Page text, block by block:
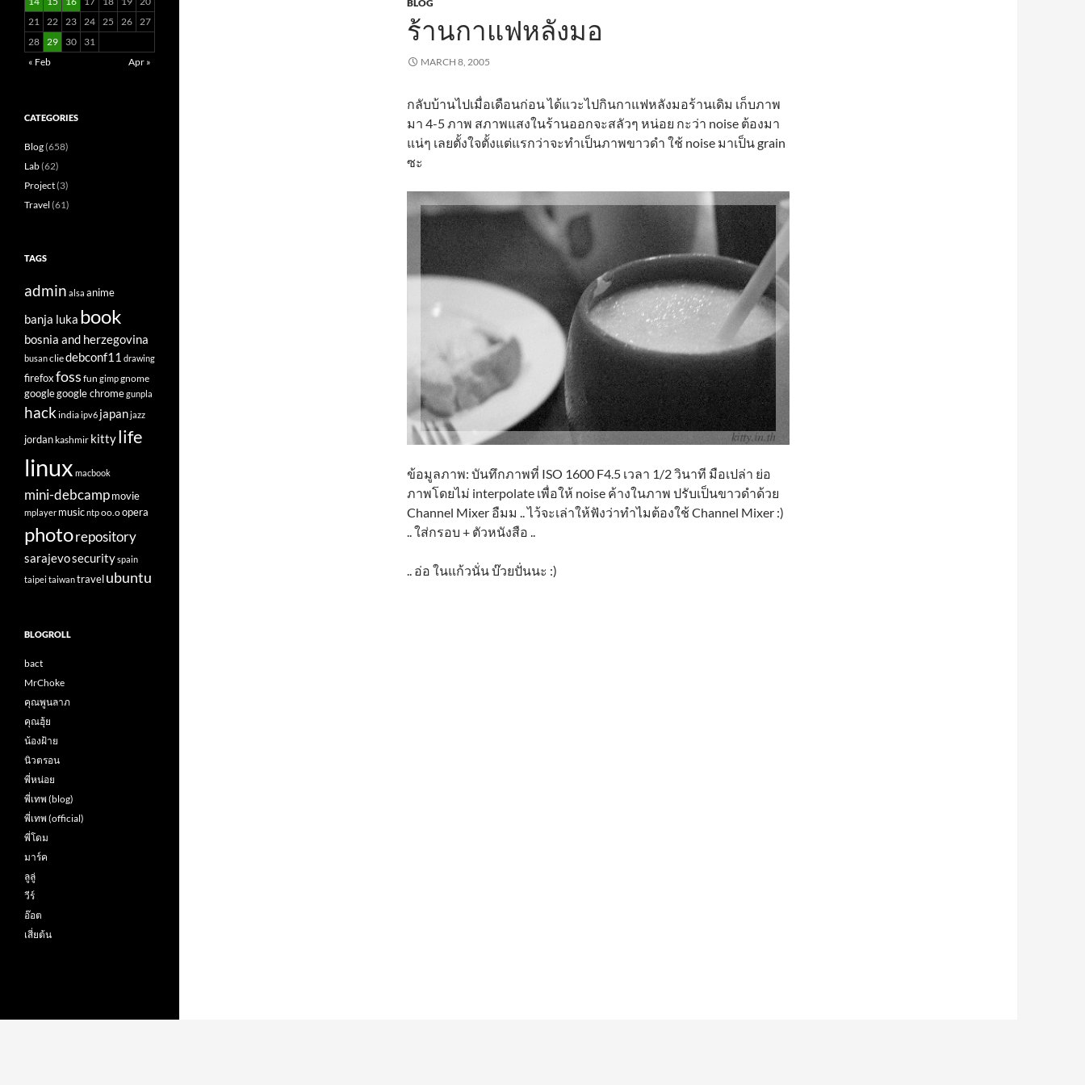
BLOG
ร้านกาแฟหลังมอ
MARCH 8, 2005
กลับบ้านไปเมื่อเดือนก่อน ได้แวะไปกินกาแฟหลังมอร้านเดิม เก็บภาพ
มา 4-5 ภาพ สภาพแสงในร้านออกจะสลัวๆ หน่อย กะว่า noise ต้องมา
แน่ๆ เลยตั้งใจตั้งแต่แรกว่าจะทำเป็นภาพขาวดำ ใช้ noise มาเป็น grain
ซะ
ข้อมูลภาพ: บันทึกภาพที่ ISO 1600 F4.5 เวลา 1/2 วินาที มือเปล่า ย่อ
ภาพโดยไม่ interpolate เพื่อให้ noise ค้างในภาพ ปรับเป็นขาวดำด้วย
Channel Mixer อืมม .. ไว้จะเล่าให้ฟังว่าทำไมต้องใช้ Channel Mixer :)
.. ใส่กรอบ + ตัวหนังสือ ..
.. อ่อ ในแก้วนั่น บ๊วยปั่นนะ :)
21 22 23 24 25 26 27
28 29 30
31
« Feb
Apr »
CATEGORIES
Blog(658)
Lab(62)
Project(3)
Travel (61)
TAGS
admin alsa anime
banja luka book
bosnia and herzegovina
busancliedebconf11 drawing
firefoxfoss fun gimpgnome
googlegoogle chromegunpla
hackindiaipv6 japanjazz
jordankashmir kittylife
linux macbook
mini-debcampmovie
mplayer musicntpoo.oopera
photorepository
sarajevosecurityspain
taipei taiwantravelubuntu
BLOGROLL
bact
MrChoke
คุณพูนลาภ
คุณฮุ้ย
น้องฝ้าย
นิวตรอน
พี่หน่อย
พี่เทพ (blog)
พี่เทพ (official)
พี่โดม
มาร์ค
ลูลู่
วีร์
อ๊อต
เสี่ยต้น